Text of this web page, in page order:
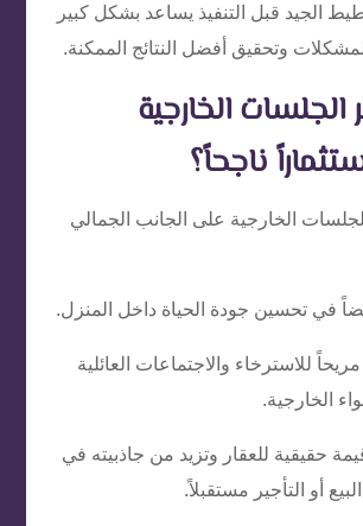
الجيد قبل التنفيذ يساعد بشكل كبير
وتحقيق أفضل النتائج الممكنة.
الجلسات الخارجية
ناجحاً؟
الخارجية على الجانب الجمالي
في تحسين جودة الحياة داخل المنزل.
للاسترخاء والاجتماعات العائلية
الخارجية.
حقيقية للعقار وتزيد من جاذبيته في
أو التأجير مستقبلاً.